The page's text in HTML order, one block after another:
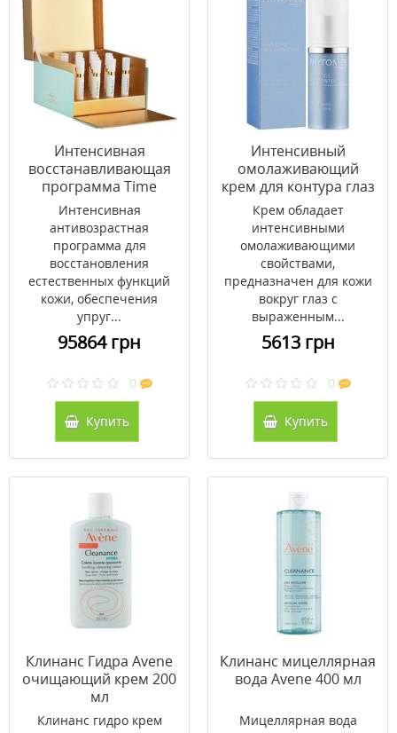
Интенсивная
восстанавливающая
программа Time
Master 14*3 мл
Интенсивная
антивозрастная
программа для
восстановления
естественных функций
кожи, обеспечения
упруг...
95864 грн
0
Купить
Интенсивный
омолаживающий
крем для контура глаз
Phytomer 15 мл
Крем обладает
интенсивными
омолаживающими
свойствами,
предназначен для кожи
вокруг глаз с
выраженным...
5613 грн
0
Купить
Клинанс Гидра Avene
очищающий крем 200
мл
Клинанс гидро крем
Клинанс мицеллярная
вода Avene 400 мл
Мицеллярная вода